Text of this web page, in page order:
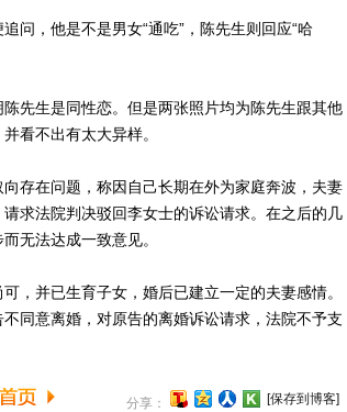
，他是不是男女“通吃”，陈先生则回应“哈
生是同性恋。但是两张照片均为陈先生跟其他
看不出有太大异样。
在问题，称因自己长期在外为家庭奔波，夫妻
求法院判决驳回李女士的诉讼请求。在之后的几
无法达成一致意见。
并已生育子女，婚后已建立一定的夫妻感情。
同意离婚，对原告的离婚诉讼请求，法院不予支
分享： [保存到博客]